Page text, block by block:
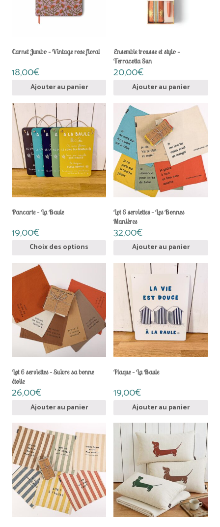
Carnet Jumbo – Vintage rose floral
18,00€
Ajouter au panier
Ensemble trousse et stylo –
Terracotta Sun
20,00€
Ajouter au panier
Pancarte – La Baule
19,00€
Choix des options
a
plusieurs
variations.
Les
peuvent
être
choisies
sur
page
produit
Lot 6 serviettes – Les Bonnes
Manières
32,00€
Ajouter au panier
Lot 6 serviettes – Suivre sa bonne
étoile
26,00€
Ajouter au panier
Plaque – La Baule
19,00€
Ajouter au panier